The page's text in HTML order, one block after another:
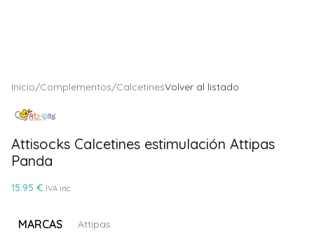
Inicio/Complementos/CalcetinesVolver al listado
Attisocks Calcetines estimulación Attipas
Panda
15.95 € IVA inc.
MARCAS Attipas